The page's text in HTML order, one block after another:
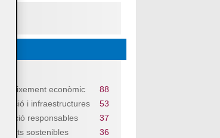
creixement econòmic
88
i infraestructures
53
responsables
37
sostenibles
36